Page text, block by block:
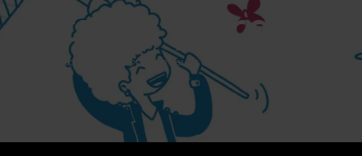
críticas para
Actualidad ¿Qué nuevas habilidades serán críticas